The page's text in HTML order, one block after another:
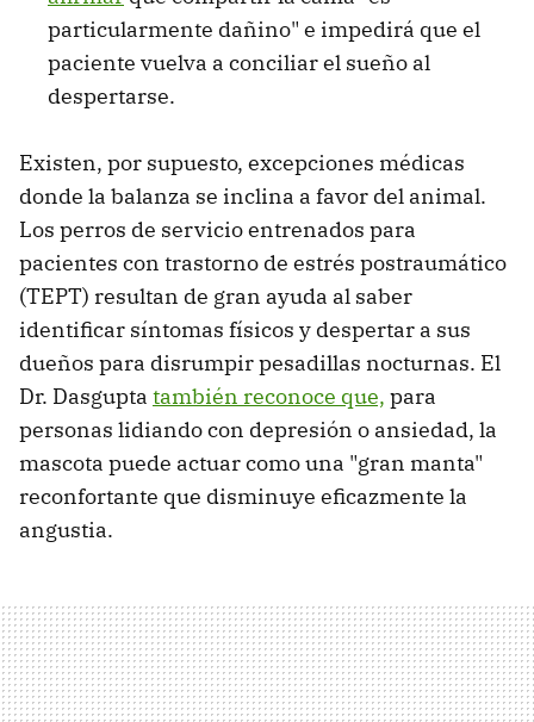
particularmente dañino" e impedirá que el
paciente vuelva a conciliar el sueño al
despertarse.
Existen, por supuesto, excepciones médicas
donde la balanza se inclina a favor del animal.
Los perros de servicio entrenados para
pacientes con trastorno de estrés postraumático
(TEPT) resultan de gran ayuda al saber
identificar síntomas físicos y despertar a sus
dueños para disrumpir pesadillas nocturnas. El
Dr. Dasgupta también reconoce que, para
personas lidiando con depresión o ansiedad, la
mascota puede actuar como una "gran manta"
reconfortante que disminuye eficazmente la
angustia.